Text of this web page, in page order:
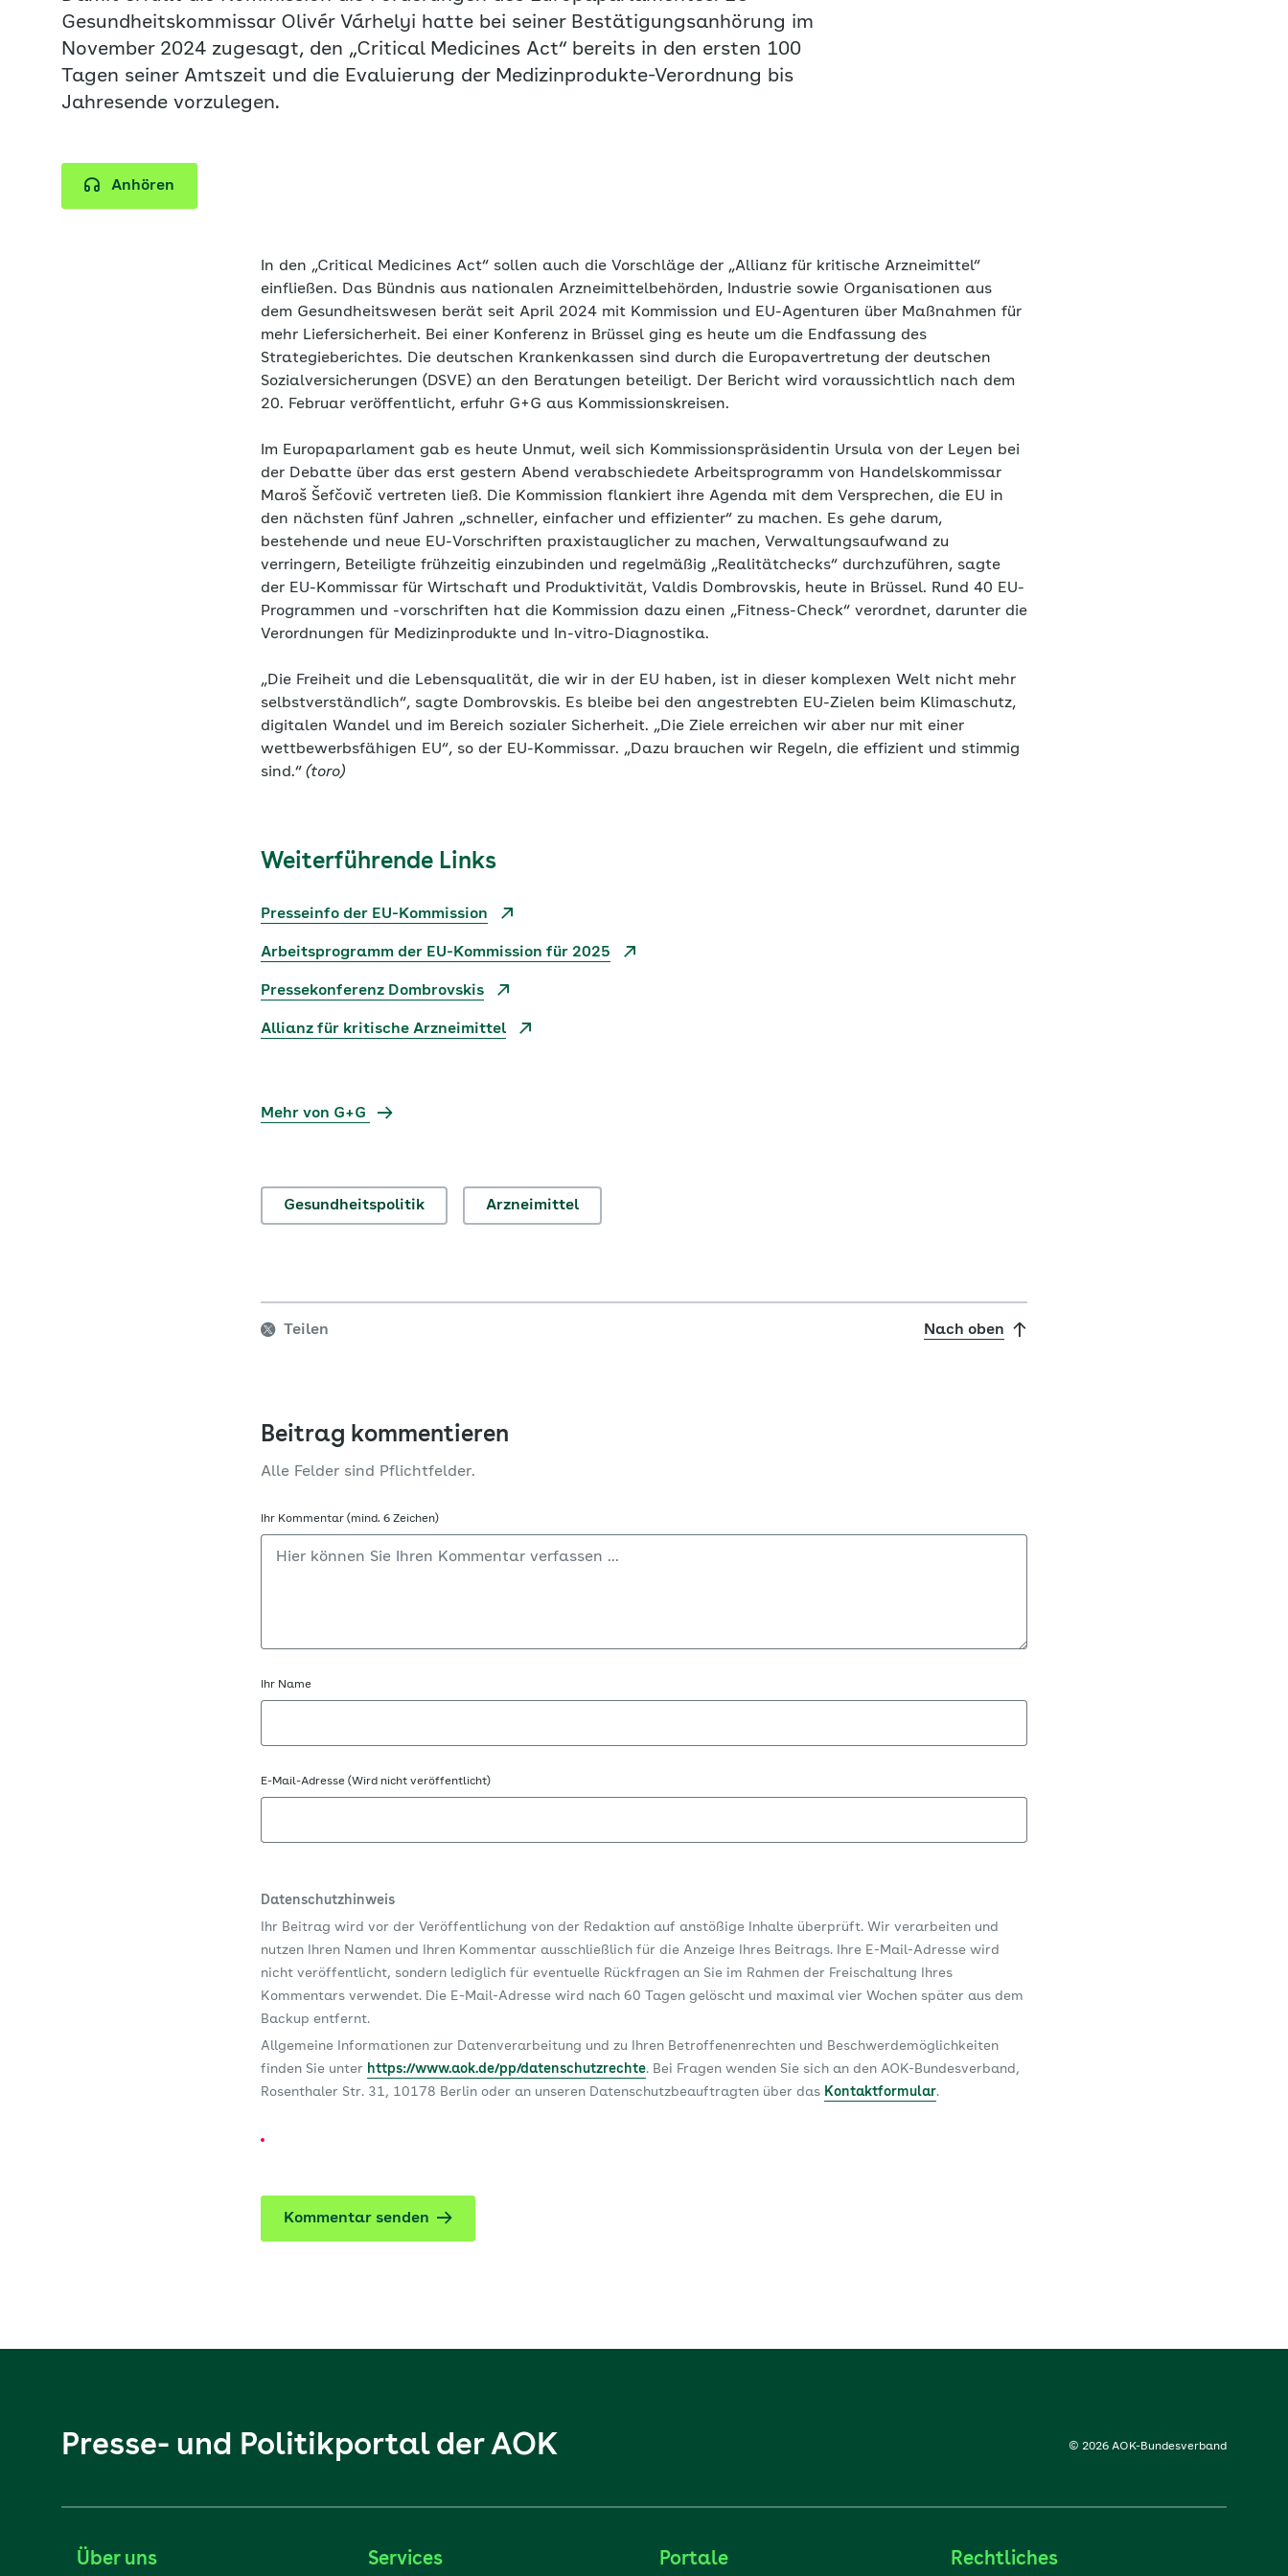
Gesundheitskommissar Olivér Várhelyi hatte bei seiner Bestätigungsanhörung im
November 2024 zugesagt, den „Critical Medicines Act“ bereits in den ersten 100
Tagen seiner Amtszeit und die Evaluierung der Medizinprodukte-Verordnung bis
Jahresende vorzulegen.
Anhören
In den „Critical Medicines Act“ sollen auch die Vorschläge der „Allianz für kritische Arzneimittel“
einfließen. Das Bündnis aus nationalen Arzneimittelbehörden, Industrie sowie Organisationen aus
dem Gesundheitswesen berät seit April 2024 mit Kommission und EU-Agenturen über Maßnahmen für
mehr Liefersicherheit. Bei einer Konferenz in Brüssel ging es heute um die Endfassung des
Strategieberichtes. Die deutschen Krankenkassen sind durch die Europavertretung der deutschen
Sozialversicherungen (DSVE) an den Beratungen beteiligt. Der Bericht wird voraussichtlich nach dem
20. Februar veröffentlicht, erfuhr G+G aus Kommissionskreisen.
Im Europaparlament gab es heute Unmut, weil sich Kommissionspräsidentin Ursula von der Leyen bei
der Debatte über das erst gestern Abend verabschiedete Arbeitsprogramm von Handelskommissar
Maroš Šefčovič vertreten ließ. Die Kommission flankiert ihre Agenda mit dem Versprechen, die EU in
den nächsten fünf Jahren „schneller, einfacher und effizienter“ zu machen. Es gehe darum,
bestehende und neue EU-Vorschriften praxistauglicher zu machen, Verwaltungsaufwand zu
verringern, Beteiligte frühzeitig einzubinden und regelmäßig „Realitätchecks“ durchzuführen, sagte
der EU-Kommissar für Wirtschaft und Produktivität, Valdis Dombrovskis, heute in Brüssel. Rund 40 EU-
Programmen und -vorschriften hat die Kommission dazu einen „Fitness-Check“ verordnet, darunter die
Verordnungen für Medizinprodukte und In-vitro-Diagnostika.
„Die Freiheit und die Lebensqualität, die wir in der EU haben, ist in dieser komplexen Welt nicht mehr
selbstverständlich“, sagte Dombrovskis. Es bleibe bei den angestrebten EU-Zielen beim Klimaschutz,
digitalen Wandel und im Bereich sozialer Sicherheit. „Die Ziele erreichen wir aber nur mit einer
wettbewerbsfähigen EU“, so der EU-Kommissar. „Dazu brauchen wir Regeln, die effizient und stimmig
sind.“ (toro)
Weiterführende Links
Presseinfo der EU-Kommission
Arbeitsprogramm der EU-Kommission für 2025
Pressekonferenz Dombrovskis
Allianz für kritische Arzneimittel
Mehr von G+G
Gesundheitspolitik Arzneimittel
Teilen Nach oben
Beitrag kommentieren
Alle Felder sind Pflichtfelder.
Ihr Kommentar (mind. 6 Zeichen)
Ihr Name
E-Mail-Adresse (Wird nicht veröffentlicht)
Datenschutzhinweis
Ihr Beitrag wird vor der Veröffentlichung von der Redaktion auf anstößige Inhalte überprüft. Wir verarbeiten und
nutzen Ihren Namen und Ihren Kommentar ausschließlich für die Anzeige Ihres Beitrags. Ihre E-Mail-Adresse wird
nicht veröffentlicht, sondern lediglich für eventuelle Rückfragen an Sie im Rahmen der Freischaltung Ihres
Kommentars verwendet. Die E-Mail-Adresse wird nach 60 Tagen gelöscht und maximal vier Wochen später aus dem
Backup entfernt.
Allgemeine Informationen zur Datenverarbeitung und zu Ihren Betroffenenrechten und Beschwerdemöglichkeiten
finden Sie unter https://www.aok.de/pp/datenschutzrechte. Bei Fragen wenden Sie sich an den AOK-Bundesverband,
Rosenthaler Str. 31, 10178 Berlin oder an unseren Datenschutzbeauftragten über das Kontaktformular.
Kommentar senden
Presse- und Politikportal der AOK © 2026 AOK-Bundesverband
Über uns Services Portale Rechtliches